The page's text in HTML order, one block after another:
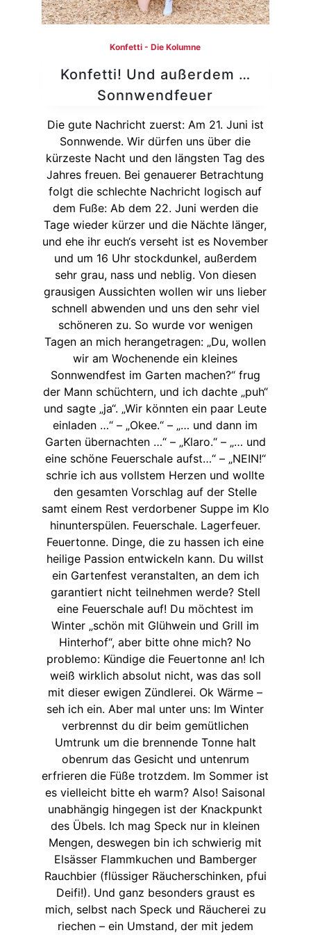
Konfetti - Die Kolumne
Konfetti! Und außerdem …
Sonnwendfeuer
Die gute Nachricht zuerst: Am 21. Juni ist
Sonnwende. Wir dürfen uns über die
kürzeste Nacht und den längsten Tag des
Jahres freuen. Bei genauerer Betrachtung
folgt die schlechte Nachricht logisch auf
dem Fuße: Ab dem 22. Juni werden die
Tage wieder kürzer und die Nächte länger,
und ehe ihr euch‘s verseht ist es November
und um 16 Uhr stockdunkel, außerdem
sehr grau, nass und neblig. Von diesen
grausigen Aussichten wollen wir uns lieber
schnell abwenden und uns den sehr viel
schöneren zu. So wurde vor wenigen
Tagen an mich herangetragen: „Du, wollen
wir am Wochenende ein kleines
Sonnwendfest im Garten machen?“ frug
der Mann schüchtern, und ich dachte „puh“
und sagte „ja“. „Wir könnten ein paar Leute
einladen …“ – „Okee.“ – „… und dann im
Garten übernachten …“ – „Klaro.“ – „… und
eine schöne Feuerschale aufst…“ – „NEIN!“
schrie ich aus vollstem Herzen und wollte
den gesamten Vorschlag auf der Stelle
samt einem Rest verdorbener Suppe im Klo
hinunterspülen. Feuerschale. Lagerfeuer.
Feuertonne. Dinge, die zu hassen ich eine
heilige Passion entwickeln kann. Du willst
ein Gartenfest veranstalten, an dem ich
garantiert nicht teilnehmen werde? Stell
eine Feuerschale auf! Du möchtest im
Winter „schön mit Glühwein und Grill im
Hinterhof“, aber bitte ohne mich? No
problemo: Kündige die Feuertonne an! Ich
weiß wirklich absolut nicht, was das soll
mit dieser ewigen Zündlerei. Ok Wärme –
seh ich ein. Aber mal unter uns: Im Winter
verbrennst du dir beim gemütlichen
Umtrunk um die brennende Tonne halt
obenrum das Gesicht und untenrum
erfrieren die Füße trotzdem. Im Sommer ist
es vielleicht bitte eh warm? Also! Saisonal
unabhängig hingegen ist der Knackpunkt
des Übels. Ich mag Speck nur in kleinen
Mengen, deswegen bin ich schwierig mit
Elsässer Flammkuchen und Bamberger
Rauchbier (flüssiger Räucherschinken, pfui
Deifi!). Und ganz besonders graust es
mich, selbst nach Speck und Räucherei zu
riechen – ein Umstand, der mit jedem